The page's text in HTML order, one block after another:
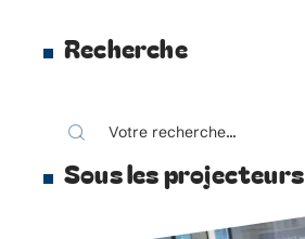
Recherche
Sous les projecteurs